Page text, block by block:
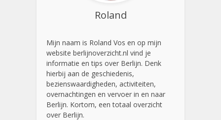
Roland
Mijn naam is Roland Vos en op mijn
website berlijnoverzicht.nl vind je
informatie en tips over Berlijn. Denk
hierbij aan de geschiedenis,
bezienswaardigheden, activiteiten,
overnachtingen en vervoer in en naar
Berlijn. Kortom, een totaal overzicht
over Berlijn.